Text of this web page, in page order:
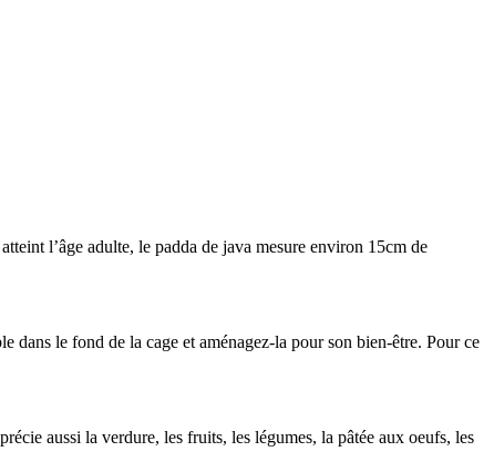
l’âge adulte, le padda de java mesure environ 15cm de
dans le fond de la cage et aménagez-la pour son bien-être. Pour ce
aussi la verdure, les fruits, les légumes, la pâtée aux oeufs, les